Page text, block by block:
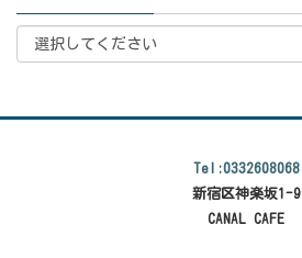
Tel:0332608068
新宿区神楽坂1-9
CANAL CAFE